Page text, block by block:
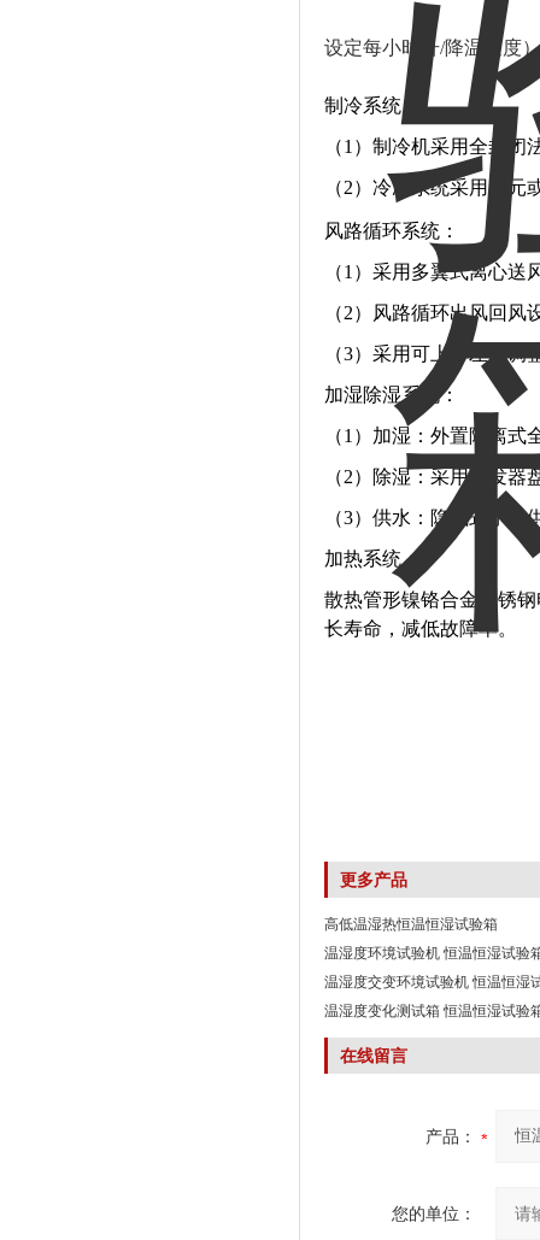
设定每小时升/降温速度）
制冷系统：
（1）制冷机采用全封
（2）冷冻系统采用单
风路循环系统：
（1）采用多翼式离心
（2）风路循环出风回
（3）采用可上下左右
加湿除湿系统：
（1）加湿：外置隔离
（2）除湿：采用蒸发
（3）供水：隐藏式水
加热系统：
散热管形镍铬合金不锈
长寿命，减低故障率。
更多产品
高低温湿热恒温恒湿试验箱
温湿度环境试验机 恒温恒湿试验
温湿度交变环境试验机 恒温恒湿
温湿度变化测试箱 恒温恒湿试验
在线留言
产品：
您的单位：